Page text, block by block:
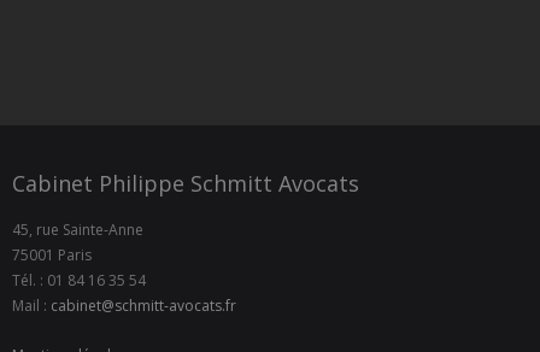
Cabinet Philippe Schmitt Avocats
45, rue Sainte-Anne
75001 Paris
Tél. : 01 84 16 35 54
Mail : cabinet@schmitt-avocats.fr